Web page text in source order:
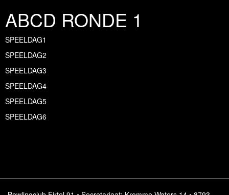
ABCD RONDE 1
SPEELDAG1
SPEELDAG2
SPEELDAG3
SPEELDAG4
SPEELDAG5
SPEELDAG6